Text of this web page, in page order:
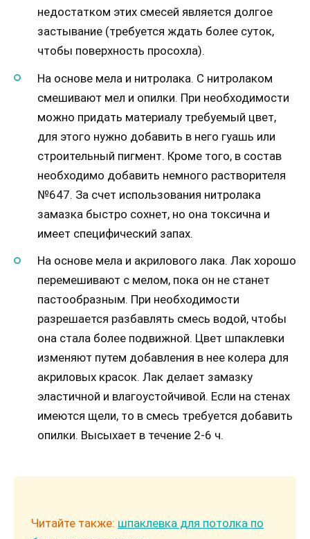
недостатком этих смесей является долгое
застывание (требуется ждать более суток,
чтобы поверхность просохла).
На основе мела и нитролака. С нитролаком
смешивают мел и опилки. При необходимости
можно придать материалу требуемый цвет,
для этого нужно добавить в него гуашь или
строительный пигмент. Кроме того, в состав
необходимо добавить немного растворителя
№647. За счет использования нитролака
замазка быстро сохнет, но она токсична и
имеет специфический запах.
На основе мела и акрилового лака. Лак хорошо
перемешивают с мелом, пока он не станет
пастообразным. При необходимости
разрешается разбавлять смесь водой, чтобы
она стала более подвижной. Цвет шпаклевки
изменяют путем добавления в нее колера для
акриловых красок. Лак делает замазку
эластичной и влагоустойчивой. Если на стенах
имеются щели, то в смесь требуется добавить
опилки. Высыхает в течение 2-6 ч.
Читайте также: шпаклевка для потолка по